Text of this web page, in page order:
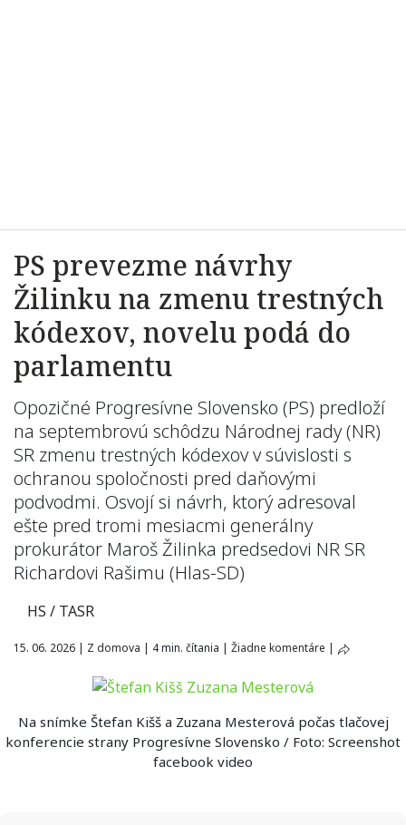
PS prevezme návrhy
Žilinku na zmenu trestných
kódexov, novelu podá do
parlamentu
Opozičné Progresívne Slovensko (PS) predloží
na septembrovú schôdzu Národnej rady (NR)
SR zmenu trestných kódexov v súvislosti s
ochranou spoločnosti pred daňovými
podvodmi. Osvojí si návrh, ktorý adresoval
ešte pred tromi mesiacmi generálny
prokurátor Maroš Žilinka predsedovi NR SR
Richardovi Rašimu (Hlas-SD)
HS / TASR
15. 06. 2026 | Z domova | 4 min. čítania | Žiadne komentáre |
Na snímke Štefan Kišš a Zuzana Mesterová počas tlačovej
konferencie strany Progresívne Slovensko / Foto: Screenshot
facebook video